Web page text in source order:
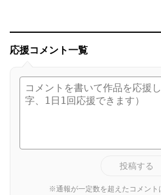
応援コメント一覧
投稿する
※通報が一定数を超えたコメント